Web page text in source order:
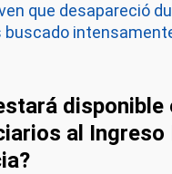
que desapareció
buscado
disponible
al Ingreso